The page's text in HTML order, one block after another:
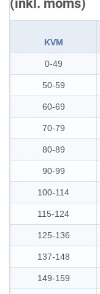
(inkl. moms)
KVM
0-49
50-59
60-69
70-79
80-89
90-99
100-114
115-124
125-136
137-148
149-159